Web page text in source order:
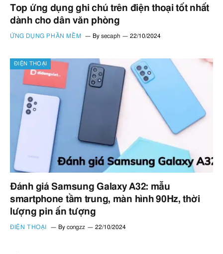
Top ứng dụng ghi chú trên điện thoại tốt nhất
dành cho dân văn phòng
ỨNG DỤNG PHẦN MỀM By secaph 22/10/2024
ĐIỆN THOẠI
Đánh giá Samsung Galaxy A32: mẫu
smartphone tầm trung, màn hình 90Hz, thời
lượng pin ấn tượng
ĐIỆN THOẠI By congzz 22/10/2024